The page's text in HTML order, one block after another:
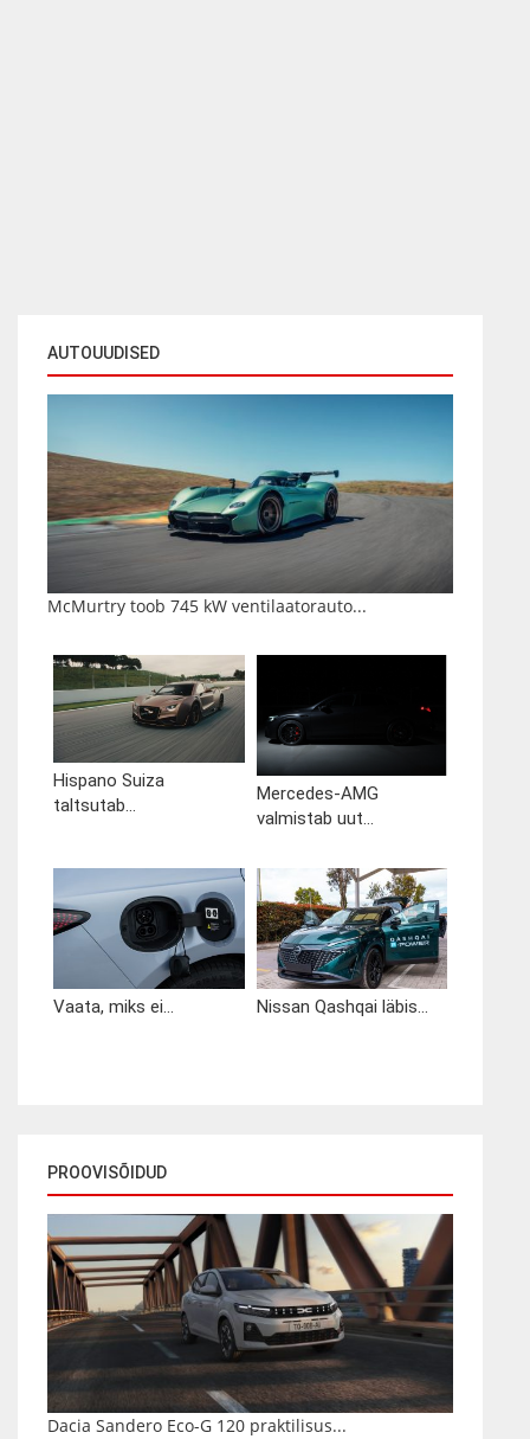
AUTOUUDISED
McMurtry toob 745 kW ventilaatorauto...
Hispano Suiza
taltsutab...
Mercedes-AMG
valmistab uut...
Vaata, miks ei... Nissan Qashqai läbis...
PROOVISÕIDUD
Dacia Sandero Eco-G 120 praktilisus...